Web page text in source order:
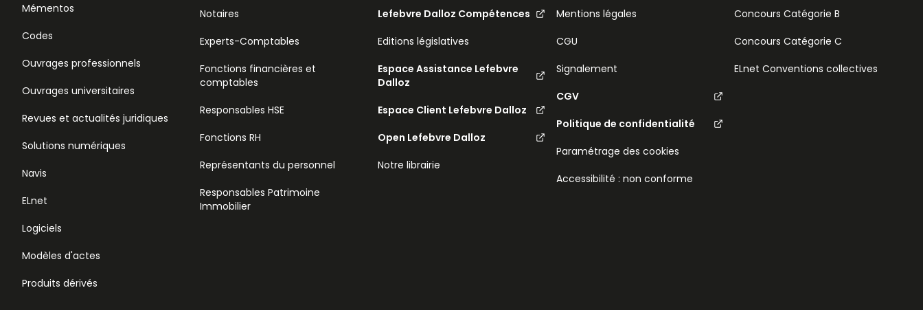
Mémentos
Codes
Ouvrages professionnels
Ouvrages universitaires
Revues et actualités juridiques
Solutions numériques
Navis
ELnet
Logiciels
Modèles d'actes
Produits dérivés
Notaires
Experts-Comptables
Fonctions financières et
comptables
Responsables HSE
Fonctions RH
Représentants du personnel
Responsables Patrimoine
Immobilier
Lefebvre Dalloz Compétences
Editions législatives
Espace Assistance Lefebvre
Dalloz
Espace Client Lefebvre Dalloz
Open Lefebvre Dalloz
Notre librairie
Mentions légales
CGU
Signalement
CGV
Politique de confidentialité
Paramétrage des cookies
Accessibilité : non conforme
Concours Catégorie B
Concours Catégorie C
ELnet Conventions collectives